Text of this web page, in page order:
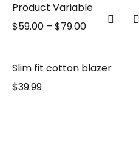
Product Variable
$59.00 – $79.00
Slim fit cotton blazer
$39.99